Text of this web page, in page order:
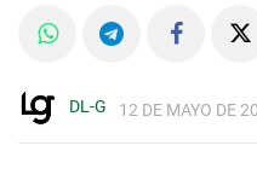
DL-G 12 DE MAYO DE